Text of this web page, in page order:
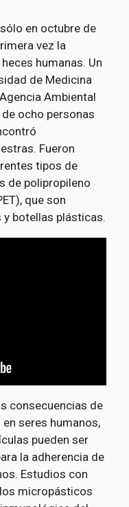
en octubre de
vez la
humanas. Un
de Medicina
Ambiental
ocho personas
Fueron
tipos de
de polipropileno
que son
botellas plásticas.
consecuencias de
seres humanos,
pueden ser
la adherencia de
Estudios con
micropásticos